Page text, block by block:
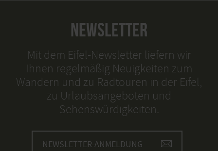
NEWSLETTER
Mit dem Eifel-Newsletter liefern wir
Ihnen regelmäßig Neuigkeiten zum
Wandern und zu Radtouren in der Eifel,
zu Urlaubsangeboten und
Sehenswürdigkeiten.
NEWSLETTER-ANMELDUNG